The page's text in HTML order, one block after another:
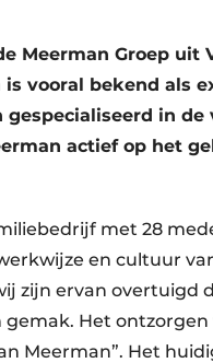
Meerman Groep
is vooral bekend als
in
actief op het
met 28
en cultuur
zijn ervan
Het
Meerman”. Het